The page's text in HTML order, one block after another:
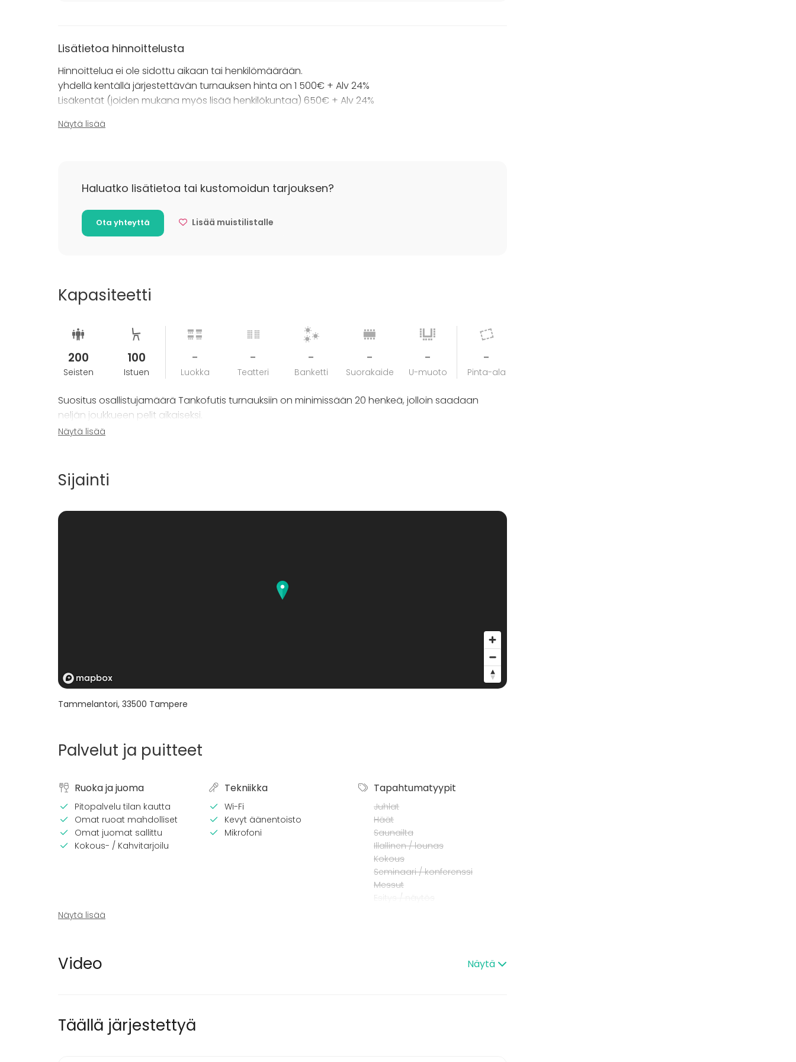
Lisätietoa hinnoittelusta
Hinnoittelua ei ole sidottu aikaan tai henkilömäärään.
yhdellä kentällä järjestettävän turnauksen hinta on 1 500€ + Alv 24%
Lisäkentät (joiden mukana myös lisää henkilökuntaa) 650€ + Alv 24%
Pienille ryhmille teemme mielellämme tapauskohtaisen tarjouksen.
Näytä lisää
Haluatko lisätietoa tai kustomoidun tarjouksen?
Ota yhteyttä Lisää muistilistalle
Kapasiteetti
200
Seisten
100
Istuen
-
Luokka
-
Teatteri
-
Banketti
-
Suorakaide
-
U-muoto
-
Pinta-ala
Suositus osallistujamäärä Tankofutis turnauksiin on minimissään 20 henkeä, jolloin saadaan
neljän joukkueen pelit aikaiseksi.
ryhmistä useiden satojen pelaajien turnauksiin. Tankofutisturnauksille ei siis osallistuja ylärajaa ole,
vaan pystymme räätälöimään tapahtumat asiakasryhmän koon mukaan.
Tapahtumissa noudatetaan yleistä turnausrakennetta, pelataan siis alkusarjat, pudotuspelit ja
-Pelissä ei ole pohjaa, alustana toimivat niin sisätilat, asfaltti, hiekka kuin nurmikin.
Näytä lisää
Sijainti
Tammelantori, 33500 Tampere
Palvelut ja puitteet
Ruoka ja juoma
Pitopalvelu tilan kautta
Omat ruoat mahdolliset
Omat juomat sallittu
Kokous- / Kahvitarjoilu
Tekniikka
Wi-Fi
Kevyt äänentoisto
Mikrofoni
Tapahtumatyypit
Juhlat
Häät
Saunailta
Illallinen / lounas
Kokous
Seminaari / konferenssi
Messut
Esitys / näytös
Lisätietoa palveluista ja puitteista
Näytä lisää
Video Näytä
Täällä järjestettyä